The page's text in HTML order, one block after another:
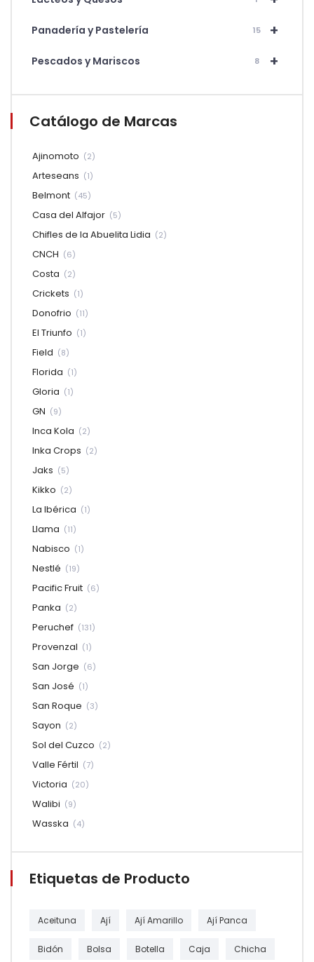
+
Panadería y Pastelería 15
+
Pescados y Mariscos 8
Catálogo de Marcas
Ajinomoto (2)
Arteseans (1)
Belmont (45)
Casa del Alfajor (5)
Chifles de la Abuelita Lidia (2)
CNCH (6)
Costa (2)
Crickets (1)
Donofrio (11)
El Triunfo (1)
Field (8)
Florida (1)
Gloria (1)
GN (9)
Inca Kola (2)
Inka Crops (2)
Jaks (5)
Kikko (2)
La Ibérica (1)
Llama (11)
Nabisco (1)
Nestlé (19)
Pacific Fruit (6)
Panka (2)
Peruchef (131)
Provenzal (1)
San Jorge (6)
San José (1)
San Roque (3)
Sayon (2)
Sol del Cuzco (2)
Valle Fértil (7)
Victoria (20)
Walibi (9)
Wasska (4)
Etiquetas de Producto
Aceituna Ají Ají Amarillo Ají Panca
Bidón Bolsa Botella Caja Chicha